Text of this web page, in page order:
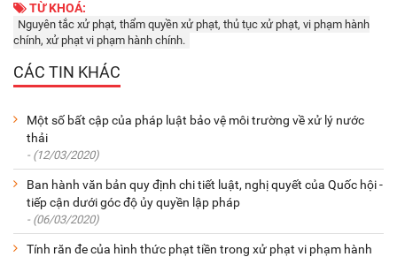
TỪ KHOÁ:
Nguyên tắc xử phạt, thẩm quyền xử phạt, thủ tục xử phạt, vi phạm hành
chính, xử phạt vi phạm hành chính.
CÁC TIN KHÁC
Một số bất cập của pháp luật bảo vệ môi trường về xử lý nước
thải
- (12/03/2020)
Ban hành văn bản quy định chi tiết luật, nghị quyết của Quốc hội -
tiếp cận dưới góc độ ủy quyền lập pháp
- (06/03/2020)
Tính răn đe của hình thức phạt tiền trong xử phạt vi phạm hành